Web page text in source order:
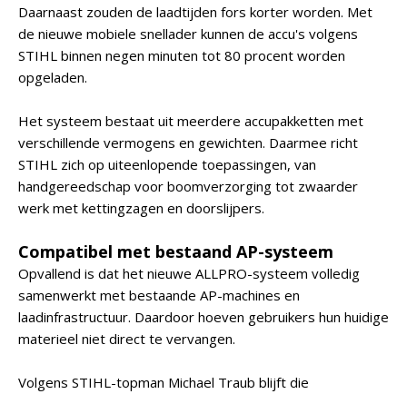
Daarnaast zouden de laadtijden fors korter worden. Met
de nieuwe mobiele snellader kunnen de accu's volgens
STIHL binnen negen minuten tot 80 procent worden
opgeladen.
Het systeem bestaat uit meerdere accupakketten met
verschillende vermogens en gewichten. Daarmee richt
STIHL zich op uiteenlopende toepassingen, van
handgereedschap voor boomverzorging tot zwaarder
werk met kettingzagen en doorslijpers.
Compatibel met bestaand AP-systeem
Opvallend is dat het nieuwe ALLPRO-systeem volledig
samenwerkt met bestaande AP-machines en
laadinfrastructuur. Daardoor hoeven gebruikers hun huidige
materieel niet direct te vervangen.
Volgens STIHL-topman Michael Traub blijft die